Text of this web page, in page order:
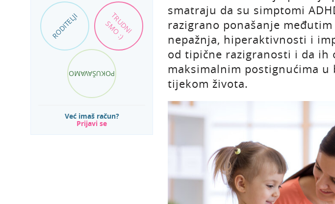
RODITELJI TRUDNI
SMO :)
POKUŠAVAMO
Već imaš račun?
Prijavi se
smatraju da su simptomi
razigrano ponašanje međutim
nepažnja, hiperaktivnosti i
od tipične razigranosti i da ih
maksimalnim postignućima
tijekom života.